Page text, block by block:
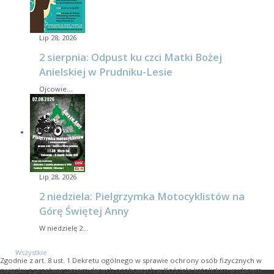
Lip 28, 2026
2 sierpnia: Odpust ku czci Matki Bożej
Anielskiej w Prudniku-Lesie
Ojcowie…
Lip 28, 2026
2 niedziela: Pielgrzymka Motocyklistów na
Górę Świętej Anny
W niedzielę 2…
Wszystkie
Zgodnie z art. 8 ust. 1 Dekretu ogólnego w sprawie ochrony osób fizycznych w
związku z przetwarzaniem danych osobowych w Kościele katolickim wydanym